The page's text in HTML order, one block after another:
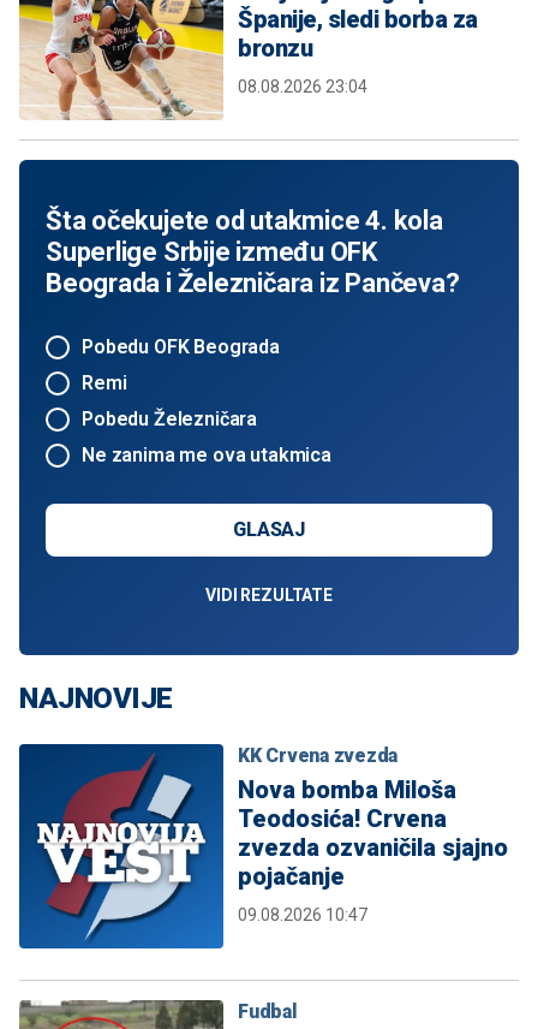
Španije, sledi borba za
bronzu
08.08.2026 23:04
Šta očekujete od utakmice 4. kola
Superlige Srbije između OFK
Beograda i Železničara iz Pančeva?
Pobedu OFK Beograda
Remi
Pobedu Železničara
Ne zanima me ova utakmica
GLASAJ
VIDI REZULTATE
NAJNOVIJE
KK Crvena zvezda
Nova bomba Miloša
Teodosića! Crvena
zvezda ozvaničila sjajno
pojačanje
09.08.2026 10:47
Fudbal